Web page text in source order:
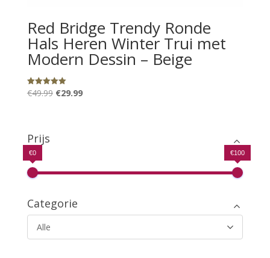
Red Bridge Trendy Ronde
Hals Heren Winter Trui met
Modern Dessin – Beige
Gewaardeerd
5.00
€49.99 Oorspronkelijke
€29.99Huidige
Prijs
€0 €100
Categorie
Alle